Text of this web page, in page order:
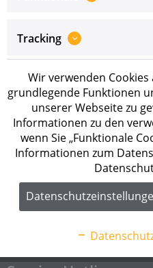
Preise sind erst nach
Geschäftskunde sichtbar.
Merken
Artikel-Nr.:
Beschreibung
Solarkabel 1x6 mm²
Tracking
Wir verwenden
grundlegende Funktionen
unserer Webseite zu
Informationen zu den
wenn Sie „Funktionale
Informationen zum